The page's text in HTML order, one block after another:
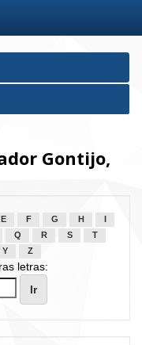
Gontijo,
E F G H
Q R S
T
Y Z
letras: